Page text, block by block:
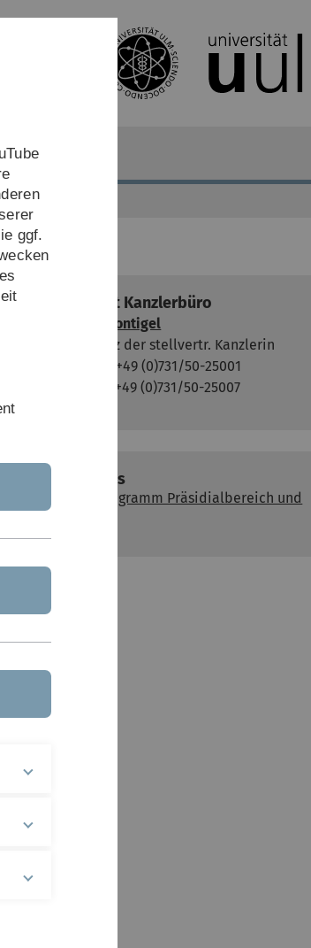
Kontakt Kanzlerbüro
Heike Montigel
Assistenz der stellvertr. Kanzlerin
Telefon: +49 (0)731/50-25001
Telefax: +49 (0)731/50-25007
Weiteres
Organigramm Präsidialbereich und
ggf.